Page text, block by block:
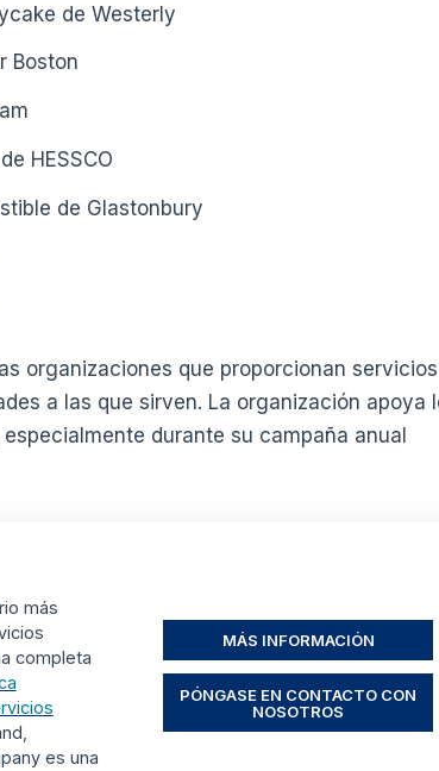
de Westerly
Boston
HESSCO
de Glastonbury
organizaciones que proporcionan servicios
a las que sirven. La organización apoya
durante su campaña anual
más
completa
es una
MÁS INFORMACIÓN
PÓNGASE EN CONTACTO CON
NOSOTROS